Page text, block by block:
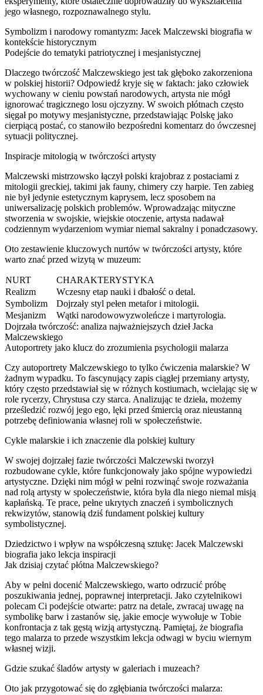
jego własnego, rozpoznawalnego stylu.
Symbolizm i narodowy romantyzm: Jacek Malczewski biografia w
kontekście historycznym
Podejście do tematyki patriotycznej i mesjanistycznej
Dlaczego twórczość Malczewskiego jest tak głęboko zakorzeniona
w polskiej historii? Odpowiedź kryje się w faktach: jako człowiek
wychowany w cieniu powstań narodowych, artysta nie mógł
ignorować tragicznego losu ojczyzny. W swoich płótnach często
sięgał po motywy mesjanistyczne, przedstawiając Polskę jako
cierpiącą postać, co stanowiło bezpośredni komentarz do ówczesnej
sytuacji politycznej.
Inspiracje mitologią w twórczości artysty
Malczewski mistrzowsko łączył polski krajobraz z postaciami z
mitologii greckiej, takimi jak fauny, chimery czy harpie. Ten zabieg
nie był jedynie estetycznym kaprysem, lecz sposobem na
uniwersalizację polskich problemów. Wprowadzając mityczne
stworzenia w swojskie, wiejskie otoczenie, artysta nadawał
codziennym wydarzeniom wymiar niemal sakralny i ponadczasowy.
Oto zestawienie kluczowych nurtów w twórczości artysty, które
warto znać przed wizytą w muzeum:
NURT
CHARAKTERYSTYKA
Realizm
Wczesny etap nauki i dbałość o detal.
Symbolizm
Dojrzały styl pełen metafor i mitologii.
Mesjanizm
Wątki narodowowyzwoleńcze i martyrologia.
Dojrzała twórczość: analiza najważniejszych dzieł Jacka
Malczewskiego
Autoportrety jako klucz do zrozumienia psychologii malarza
Czy autoportrety Malczewskiego to tylko ćwiczenia malarskie? W
żadnym wypadku. To fascynujący zapis ciągłej przemiany artysty,
który często przedstawiał się w różnych kostiumach, wcielając się w
role rycerzy, Chrystusa czy starca. Analizując te dzieła, możemy
prześledzić rozwój jego ego, lęki przed śmiercią oraz nieustanną
potrzebę definiowania własnej roli w społeczeństwie.
Cykle malarskie i ich znaczenie dla polskiej kultury
W swojej dojrzałej fazie twórczości Malczewski tworzył
rozbudowane cykle, które funkcjonowały jako spójne wypowiedzi
artystyczne. Dzięki nim mógł w pełni rozwinąć swoje rozważania
nad rolą artysty w społeczeństwie, która była dla niego niemal misją
kapłańską. Te prace, pełne ukrytych znaczeń i symbolicznych
rekwizytów, stanowią dziś fundament polskiej kultury
symbolistycznej.
Dziedzictwo i wpływ na współczesną sztukę: Jacek Malczewski
biografia jako lekcja inspiracji
Jak dzisiaj czytać płótna Malczewskiego?
Aby w pełni docenić Malczewskiego, warto odrzucić próbę
poszukiwania jednej, poprawnej interpretacji. Jako czytelnikowi
polecam Ci podejście otwarte: patrz na detale, zwracaj uwagę na
symbolikę barw i zastanów się, jakie emocje wywołuje w Tobie
konfrontacja z tak gęstą wizją artystyczną. Pamiętaj, że biografia
tego malarza to przede wszystkim lekcja odwagi w byciu wiernym
własnej wizji.
Gdzie szukać śladów artysty w galeriach i muzeach?
Oto jak przygotować się do zgłębiania twórczości malarza: